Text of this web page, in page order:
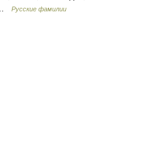
Русские фамилии